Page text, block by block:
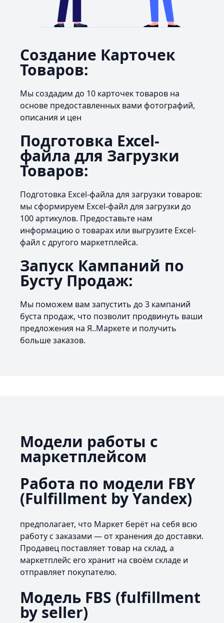
Создание Карточек
Товаров:
Мы создадим до 10 карточек товаров на
основе предоставленных вами фотографий,
описания и цен
Подготовка Excel-
файла для Загрузки
Товаров:
Подготовка Excel-файла для загрузки товаров:
мы сформируем Excel-файл для загрузки до
100 артикулов. Предоставьте нам
информацию о товарах или выгрузите Excel-
файл с другого маркетплейса.
Запуск Кампаний по
Бусту Продаж:
Мы поможем вам запустить до 3 кампаний
буста продаж, что позволит продвинуть ваши
предложения на Я..Маркете и получить
больше заказов.
Модели работы с
маркетплейсом
Работа по модели FBY
(Fulfillment by Yandex)
предполагает, что Маркет берёт на себя всю
работу с заказами — от хранения до доставки.
Продавец поставляет товар на склад, а
маркетплейс его хранит на своём складе и
отправляет покупателю.
Модель FBS (fulfillment
by seller)